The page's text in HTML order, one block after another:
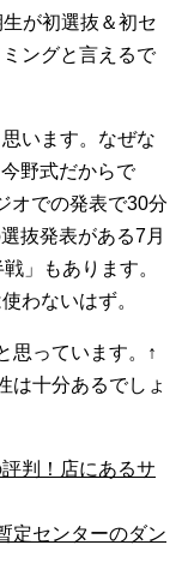
が初選抜＆初セ
ングと言えるで
います。なぜな
野式だからで
オでの発表で30分
抜発表がある7月
」もあります。
わないはず。
思っています。↑
は十分あるでしょ
判！店にあるサ
定センターのダン